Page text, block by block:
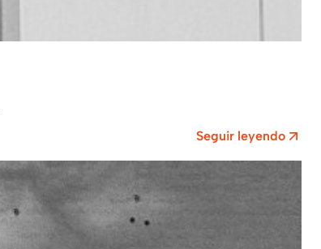
Seguir leyendo